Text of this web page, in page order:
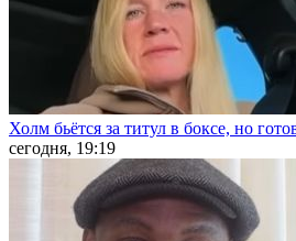
Холм бьётся за титул в боксе, но
сегодня, 19:19